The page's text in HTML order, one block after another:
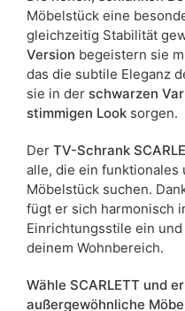
Möbelstück eine
gleichzeitig Stabilität
Version begeistern sie
das die subtile Eleganz
sie in der schwarzen
stimmigen Look sorgen.
Der TV-Schrank
alle, die ein
Möbelstück suchen.
fügt er sich harmonisch
Einrichtungsstile ein
deinem Wohnbereich.
Wähle SCARLETT und
außergewöhnliche